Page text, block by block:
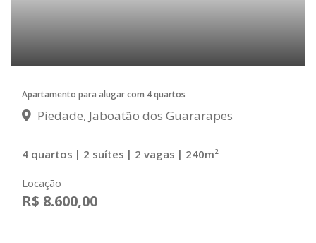
Apartamento para alugar com 4 quartos
Piedade, Jaboatão dos Guararapes
4 quartos | 2 suítes | 2 vagas | 240m²
Locação
R$ 8.600,00